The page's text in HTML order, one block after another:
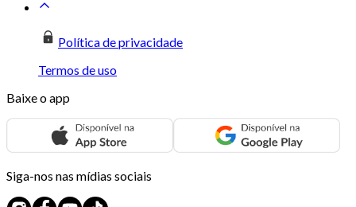
Política de privacidade
Termos de uso
Baixe o app
Siga-nos nas mídias sociais